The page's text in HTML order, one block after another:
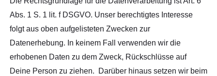
Abs. 1 S. 1 lit. f DSGVO. Unser berechtigtes Interesse
folgt aus oben aufgelisteten Zwecken zur
Datenerhebung. In keinem Fall verwenden wir die
erhobenen Daten zu dem Zweck, Rückschlüsse auf
Deine Person zu ziehen. Darüber hinaus setzen wir beim